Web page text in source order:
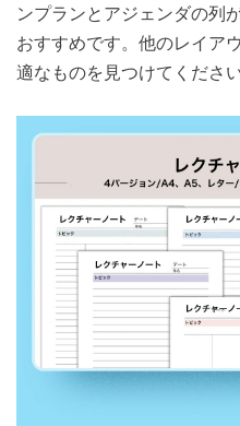
ンプランとアジェンダの列
おすすめです。他のレイア
適なものを見つけてください